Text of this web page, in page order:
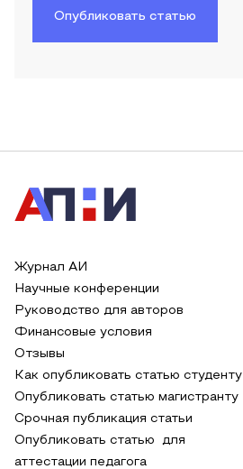
Опубликовать статью
Журнал АИ
Научные конференции
Руководство для авторов
Финансовые условия
Отзывы
Как опубликовать статью студенту
Опубликовать статью магистранту
Срочная публикация статьи
Опубликовать статью для
аттестации педагога